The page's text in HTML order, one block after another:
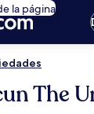
la página
The